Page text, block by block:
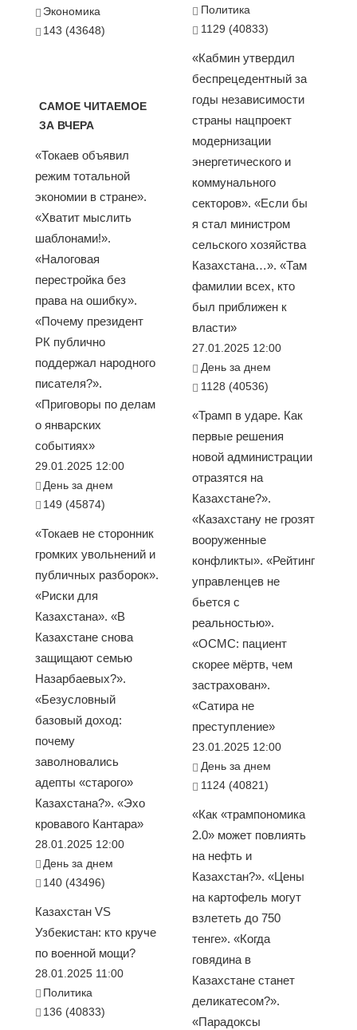
Экономика
143 (43648)
САМОЕ ЧИТАЕМОЕ
ЗА ВЧЕРА
«Токаев объявил
режим тотальной
экономии в стране».
«Хватит мыслить
шаблонами!».
«Налоговая
перестройка без
права на ошибку».
«Почему президент
РК публично
поддержал народного
писателя?».
«Приговоры по делам
о январских
событиях»
29.01.2025 12:00
День за днем
149 (45874)
«Токаев не сторонник
громких увольнений и
публичных разборок».
«Риски для
Казахстана». «В
Казахстане снова
защищают семью
Назарбаевых?».
«Безусловный
базовый доход:
почему
заволновались
адепты «старого»
Казахстана?». «Эхо
кровавого Кантара»
28.01.2025 12:00
День за днем
140 (43496)
Казахстан VS
Узбекистан: кто круче
по военной мощи?
28.01.2025 11:00
Политика
136 (40833)
Политика
1129 (40833)
«Кабмин утвердил
беспрецедентный за
годы независимости
страны нацпроект
модернизации
энергетического и
коммунального
секторов». «Если бы
я стал министром
сельского хозяйства
Казахстана…». «Там
фамилии всех, кто
был приближен к
власти»
27.01.2025 12:00
День за днем
1128 (40536)
«Трамп в ударе. Как
первые решения
новой администрации
отразятся на
Казахстане?».
«Казахстану не грозят
вооруженные
конфликты». «Рейтинг
управленцев не
бьется с
реальностью».
«ОСМС: пациент
скорее мёртв, чем
застрахован».
«Сатира не
преступление»
23.01.2025 12:00
День за днем
1124 (40821)
«Как «трампономика
2.0» может повлиять
на нефть и
Казахстан?». «Цены
на картофель могут
взлететь до 750
тенге». «Когда
говядина в
Казахстане станет
деликатесом?».
«Парадоксы